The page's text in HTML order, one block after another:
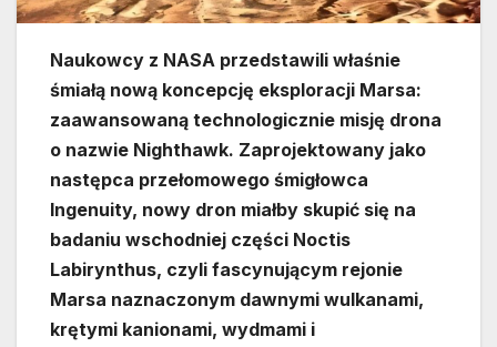
Naukowcy z NASA przedstawili właśnie
śmiałą nową koncepcję eksploracji Marsa:
zaawansowaną technologicznie misję drona
o nazwie Nighthawk. Zaprojektowany jako
następca przełomowego śmigłowca
Ingenuity, nowy dron miałby skupić się na
badaniu wschodniej części Noctis
Labirynthus, czyli fascynującym rejonie
Marsa naznaczonym dawnymi wulkanami,
krętymi kanionami, wydmami i